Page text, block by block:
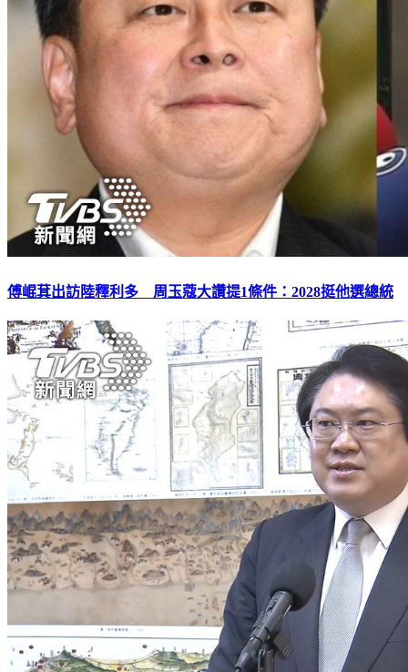
傅崐萁出訪陸釋利多 周玉蔻大讚提1條件：2028挺他選總統